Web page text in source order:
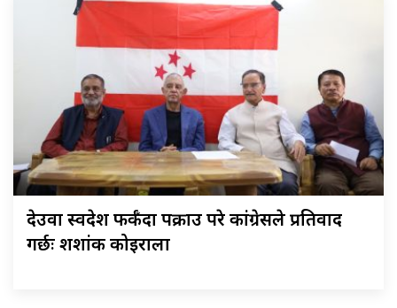
देउवा स्वदेश फर्कँदा पक्राउ परे कांग्रेसले प्रतिवाद
गर्छः शशांक कोइराला